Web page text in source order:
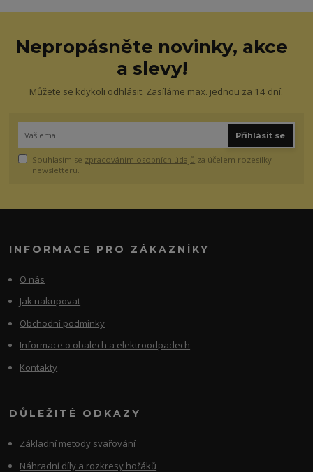
Nepropásněte novinky, akce
a slevy!
Můžete se kdykoli odhlásit. Zasíláme max. jednou za 14 dní.
Přihlásit se
Souhlasím se zpracováním osobních údajů za účelem rozesílky
newsletteru.
INFORMACE PRO ZÁKAZNÍKY
O nás
Jak nakupovat
Obchodní podmínky
Informace o obalech a elektroodpadech
Kontakty
DŮLEŽITÉ ODKAZY
Základní metody svařování
Náhradní díly a rozkresy hořáků